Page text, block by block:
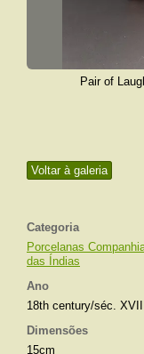
Voltar à galeria
Categoria
Porcelanas
das Índias
Ano
18th century/séc.
Dimensões
15cm
Pair of